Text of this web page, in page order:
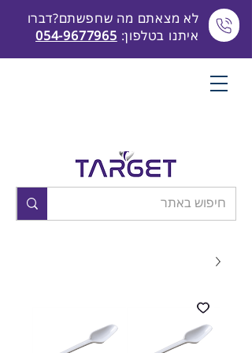
לא מצאתם מה שחפשתם?דברו
איתנו בטלפון: 054-9677965